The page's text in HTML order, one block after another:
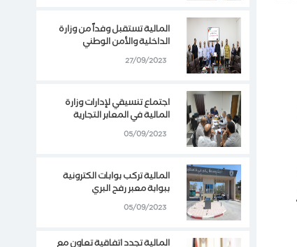
المالية تستقبل وفداً من وزارة
الداخلية والأمن الوطني
27/09/2023
اجتماع تنسيقي لإدارات وزارة
المالية في المعابر التجارية
05/09/2023
المالية تركب بوابات الكترونية
ببوابة معبر رفح البري
05/09/2023